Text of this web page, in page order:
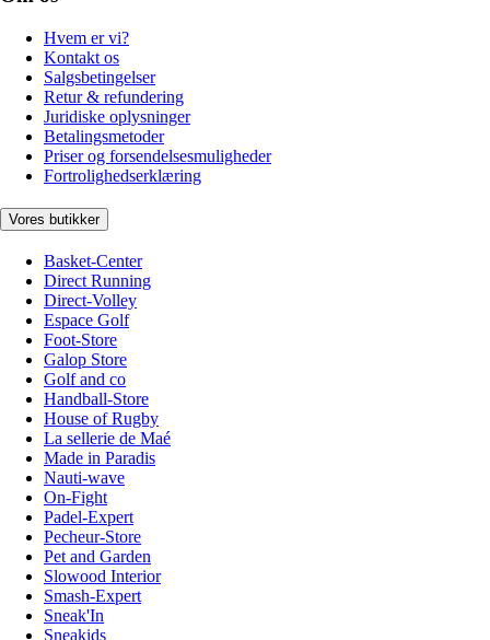
Hvem er vi?
Kontakt os
Salgsbetingelser
Retur & refundering
Juridiske oplysninger
Betalingsmetoder
Priser og forsendelsesmuligheder
Fortrolighedserklæring
Vores butikker
Basket-Center
Direct Running
Direct-Volley
Espace Golf
Foot-Store
Galop Store
Golf and co
Handball-Store
House of Rugby
La sellerie de Maé
Made in Paradis
Nauti-wave
On-Fight
Padel-Expert
Pecheur-Store
Pet and Garden
Slowood Interior
Smash-Expert
Sneak'In
Sneakids